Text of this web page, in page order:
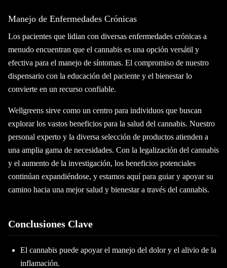
Manejo de Enfermedades Crónicas
Los pacientes que lidian con diversas enfermedades crónicas a
menudo encuentran que el cannabis es una opción versátil y
efectiva para el manejo de síntomas. El compromiso de nuestro
dispensario con la educación del paciente y el bienestar lo
convierte en un recurso confiable.
Wellgreens sirve como un centro para individuos que buscan
explorar los vastos beneficios para la salud del cannabis. Nuestro
personal experto y la diversa selección de productos atienden a
una amplia gama de necesidades. Con la legalización del cannabis
y el aumento de la investigación, los beneficios potenciales
continúan expandiéndose, y estamos aquí para guiar y apoyar su
camino hacia una mejor salud y bienestar a través del cannabis.
Conclusiones Clave
El cannabis puede apoyar el manejo del dolor y el alivio de la
inflamación.